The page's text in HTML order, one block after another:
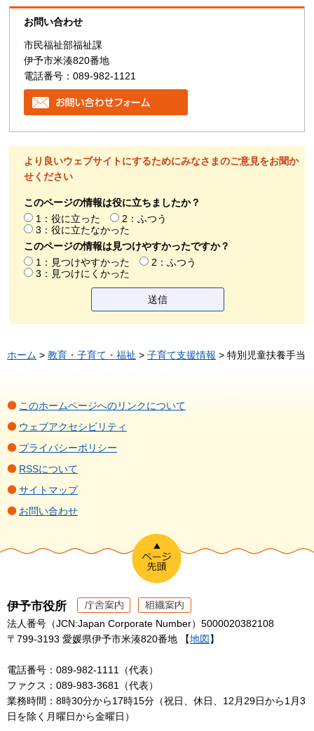
お問い合わせ
市民福祉部福祉課
伊予市米湊820番地
電話番号：089-982-1121
より良いウェブサイトにするためにみなさまのご意見をお聞か
せください
このページの情報は役に立ちましたか？
1：役に立った
2：ふつう
3：役に立たなかった
このページの情報は見つけやすかったですか？
1：見つけやすかった
2：ふつう
3：見つけにくかった
ホーム > 教育・子育て・福祉 > 子育て支援情報 > 特別児童扶養手当
このホームページへのリンクについて
ウェブアクセシビリティ
プライバシーポリシー
RSSについて
サイトマップ
お問い合わせ
伊予市役所
法人番号（JCN:Japan Corporate Number）5000020382108
〒799-3193 愛媛県伊予市米湊820番地 【地図 】
電話番号：089-982-1111（代表）
ファクス：089-983-3681（代表）
業務時間：8時30分から17時15分（祝日、休日、12月29日から1月3
日を除く月曜日から金曜日）